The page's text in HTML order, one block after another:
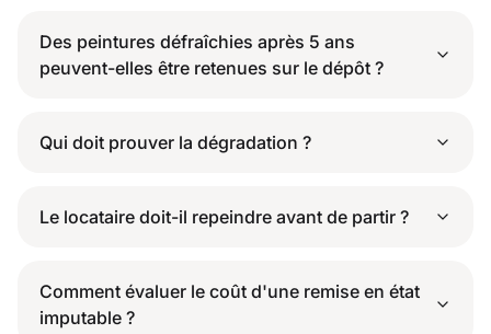
Des peintures défraîchies après 5 ans
peuvent-elles être retenues sur le dépôt ?
Qui doit prouver la dégradation ?
Le locataire doit-il repeindre avant de partir ?
Comment évaluer le coût d'une remise en état
imputable ?